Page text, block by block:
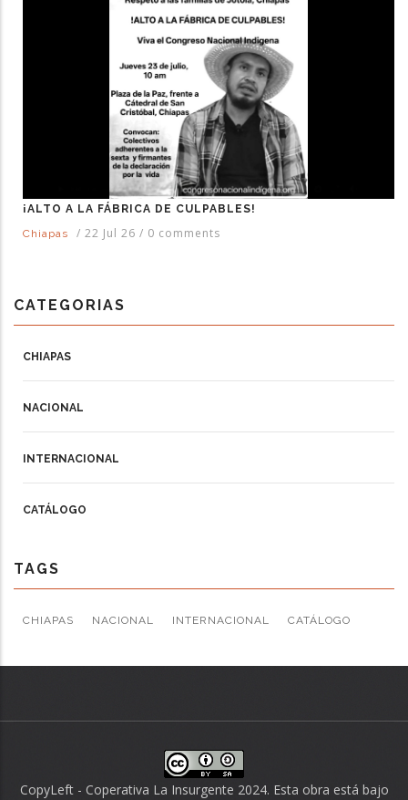
¡ALTO A LA FÁBRICA DE CULPABLES!
Chiapas
/ 22 Jul 26 / 0 comments
CATEGORIAS
CHIAPAS
NACIONAL
INTERNACIONAL
CATÁLOGO
TAGS
CHIAPAS NACIONAL INTERNACIONAL CATÁLOGO
CopyLeft - Coperativa La Insurgente 2024. Esta obra está bajo